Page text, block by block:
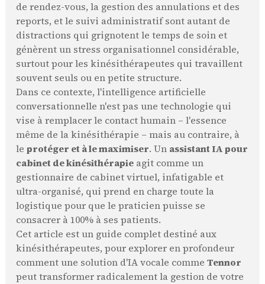
de rendez-vous, la gestion des annulations et des
reports, et le suivi administratif sont autant de
distractions qui grignotent le temps de soin et
génèrent un stress organisationnel considérable,
surtout pour les kinésithérapeutes qui travaillent
souvent seuls ou en petite structure.
Dans ce contexte, l'intelligence artificielle
conversationnelle n'est pas une technologie qui
vise à remplacer le contact humain – l'essence
même de la kinésithérapie – mais au contraire, à
le protéger et à le maximiser. Un assistant IA pour
cabinet de kinésithérapieagit comme un
gestionnaire de cabinet virtuel, infatigable et
ultra-organisé, qui prend en charge toute la
logistique pour que le praticien puisse se
consacrer à 100% à ses patients.
Cet article est un guide complet destiné aux
kinésithérapeutes, pour explorer en profondeur
comment une solution d'IA vocale comme Tennor
peut transformer radicalement la gestion de votre